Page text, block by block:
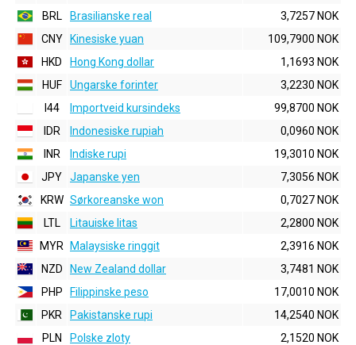
BRL
Brasilianske real
3,7257 NOK
CNY
Kinesiske yuan
109,7900 NOK
HKD
Hong Kong dollar
1,1693 NOK
HUF
Ungarske forinter
3,2230 NOK
I44
Importveid kursindeks
99,8700 NOK
IDR
Indonesiske rupiah
0,0960 NOK
INR
Indiske rupi
19,3010 NOK
JPY
Japanske yen
7,3056 NOK
KRW Sørkoreanske won
0,7027 NOK
LTL
Litauiske litas
2,2800 NOK
MYR
Malaysiske ringgit
2,3916 NOK
NZD
New Zealand dollar
3,7481 NOK
PHP
Filippinske peso
17,0010 NOK
PKR
Pakistanske rupi
14,2540 NOK
PLN
Polske zloty
2,1520 NOK